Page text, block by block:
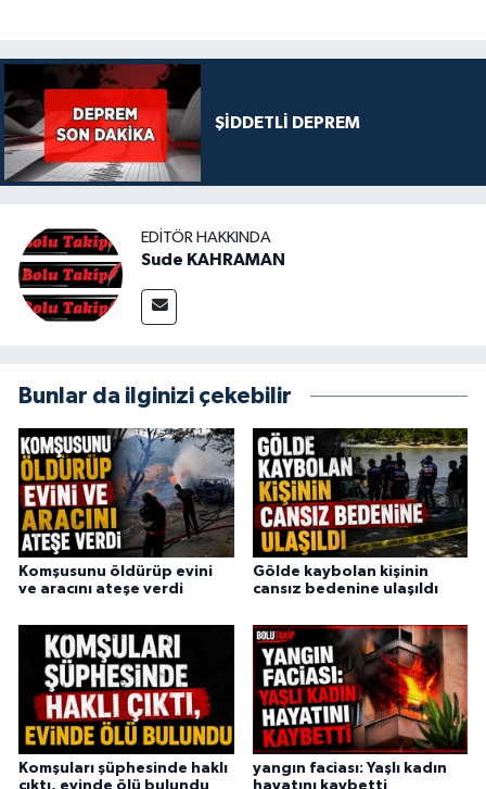
ŞİDDETLİ DEPREM
EDITÖR HAKKINDA
Sude KAHRAMAN
Bunlar da ilginizi çekebilir
Komşusunu öldürüp evini
ve aracını ateşe verdi
Gölde kaybolan kişinin
cansız bedenine ulaşıldı
Komşuları şüphesinde haklı
çıktı, evinde ölü bulundu
yangın faciası: Yaşlı kadın
hayatını kaybetti